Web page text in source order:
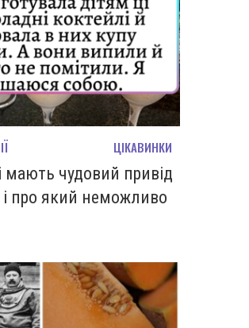
ЦІКАВИНКИ
мають чудовий привід
і про який неможливо